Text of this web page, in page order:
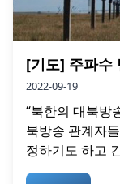
[기도] 주파수
2022-09-19
“북한의 대북방
북방송 관계자
정하기도 하고